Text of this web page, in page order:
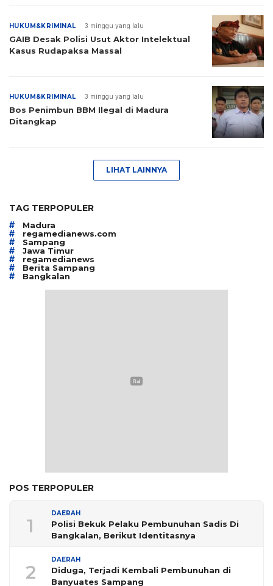
HUKUM&KRIMINAL 3 minggu yang lalu
GAIB Desak Polisi Usut Aktor Intelektual
Kasus Rudapaksa Massal
HUKUM&KRIMINAL 3 minggu yang lalu
Bos Penimbun BBM Ilegal di Madura
Ditangkap
LIHAT LAINNYA
TAG TERPOPULER
# Madura
# regamedianews.com
# Sampang
# Jawa Timur
# regamedianews
# Berita Sampang
# Bangkalan
POS TERPOPULER
1
DAERAH
Polisi Bekuk Pelaku Pembunuhan Sadis Di
Bangkalan, Berikut Identitasnya
2
DAERAH
Diduga, Terjadi Kembali Pembunuhan di
Banyuates Sampang